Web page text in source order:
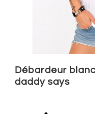
the
beginning
Débardeur
daddy says